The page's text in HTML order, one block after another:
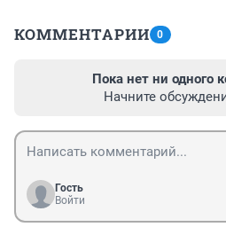
КОММЕНТАРИИ 0
Пока нет ни одного
Начните
Гость
Войти